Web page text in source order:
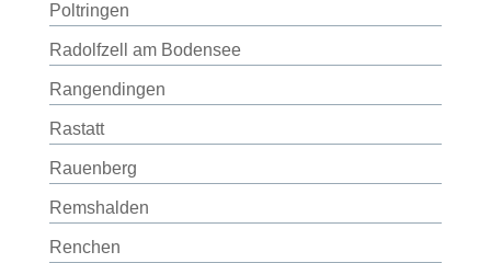
Poltringen
Radolfzell am Bodensee
Rangendingen
Rastatt
Rauenberg
Remshalden
Renchen